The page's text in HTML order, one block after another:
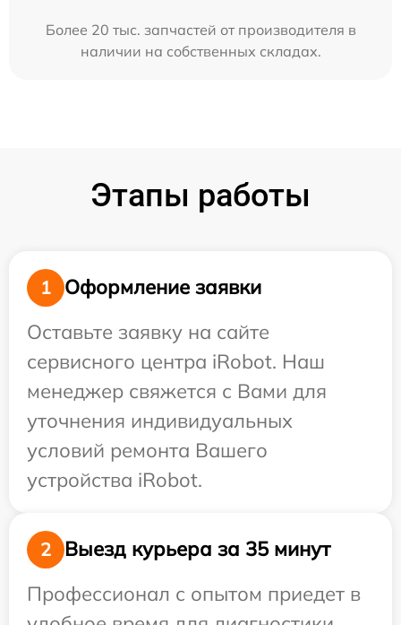
Более 20 тыс. запчастей от производителя в
наличии на собственных складах.
Этапы работы
1
Оформление заявки
Оставьте заявку на сайте
сервисного центра iRobot. Наш
менеджер свяжется с Вами для
уточнения индивидуальных
условий ремонта Вашего
устройства iRobot.
2
Выезд курьера за 35 минут
Профессионал с опытом приедет в